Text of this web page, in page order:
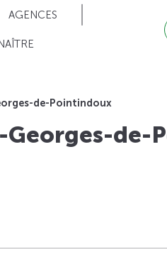
AGENCES
de-Pointindoux
Georges-de-